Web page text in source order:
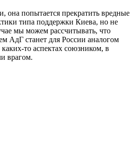
она попытается прекратить вредные
типа поддержки Киева, но не
мы можем рассчитывать, что
АдГ станет для России аналогом
то аспектах союзником, в
врагом.